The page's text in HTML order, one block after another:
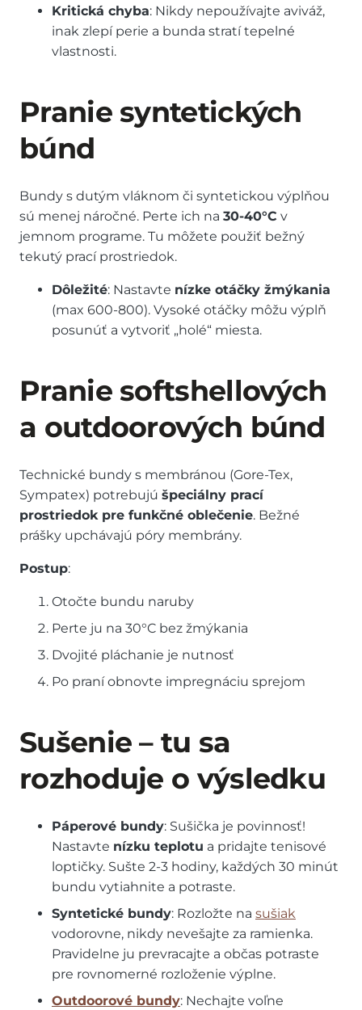
Kritická chyba: Nikdy nepoužívajte aviváž,
inak zlepí perie a bunda stratí tepelné
vlastnosti.
Pranie syntetických
búnd
Bundy s dutým vláknom či syntetickou výplňou
sú menej náročné. Perte ich na 30-40°C v
jemnom programe. Tu môžete použiť bežný
tekutý prací prostriedok.
Dôležité: Nastavte nízke otáčky žmýkania
(max 600-800). Vysoké otáčky môžu výplň
posunúť a vytvoriť „holé“ miesta.
Pranie softshellových
a outdoorových búnd
Technické bundy s membránou (Gore-Tex,
Sympatex) potrebujú špeciálny prací
prostriedok pre funkčné oblečenie. Bežné
prášky upchávajú póry membrány.
Postup:
Otočte bundu naruby
Perte ju na 30°C bez žmýkania
Dvojité pláchanie je nutnosť
Po praní obnovte impregnáciu sprejom
Sušenie – tu sa
rozhoduje o výsledku
Páperové bundy: Sušička je povinnosť!
Nastavte nízku teplotu a pridajte tenisové
loptičky. Sušte 2-3 hodiny, každých 30 minút
bundu vytiahnite a potraste.
Syntetické bundy: Rozložte na sušiak
vodorovne, nikdy nevešajte za ramienka.
Pravidelne ju prevracajte a občas potraste
pre rovnomerné rozloženie výplne.
Outdoorové bundy: Nechajte voľne